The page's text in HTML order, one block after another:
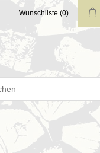
Wunschliste (0)